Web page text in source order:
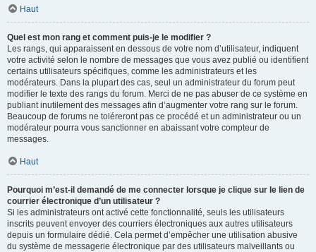
Haut
Quel est mon rang et comment puis-je le modifier ?
Les rangs, qui apparaissent en dessous de votre nom d’utilisateur, indiquent
votre activité selon le nombre de messages que vous avez publié ou identifient
certains utilisateurs spécifiques, comme les administrateurs et les
modérateurs. Dans la plupart des cas, seul un administrateur du forum peut
modifier le texte des rangs du forum. Merci de ne pas abuser de ce système en
publiant inutilement des messages afin d’augmenter votre rang sur le forum.
Beaucoup de forums ne toléreront pas ce procédé et un administrateur ou un
modérateur pourra vous sanctionner en abaissant votre compteur de
messages.
Haut
Pourquoi m’est-il demandé de me connecter lorsque je clique sur le lien de
courrier électronique d’un utilisateur ?
Si les administrateurs ont activé cette fonctionnalité, seuls les utilisateurs
inscrits peuvent envoyer des courriers électroniques aux autres utilisateurs
depuis un formulaire dédié. Cela permet d’empêcher une utilisation abusive
du système de messagerie électronique par des utilisateurs malveillants ou